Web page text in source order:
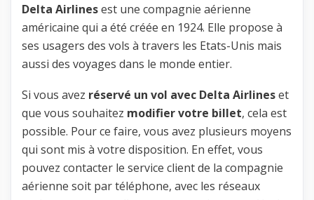
Delta Airlinesest une compagnie aérienne
américaine qui a été créée en 1924. Elle propose à
ses usagers des vols à travers les Etats-Unis mais
aussi des voyages dans le monde entier.
Si vous avez réservé un vol avec Delta Airlineset
que vous souhaitez modifier votre billet, cela est
possible. Pour ce faire, vous avez plusieurs moyens
qui sont mis à votre disposition. En effet, vous
pouvez contacter le service client de la compagnie
aérienne soit par téléphone, avec les réseaux